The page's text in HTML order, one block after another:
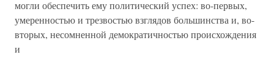
могли обеспечить ему политический успех: во-первых,
умеренностью и трезвостью взглядов большинства и, во-
вторых, несомненной демократичностью происхождения
и